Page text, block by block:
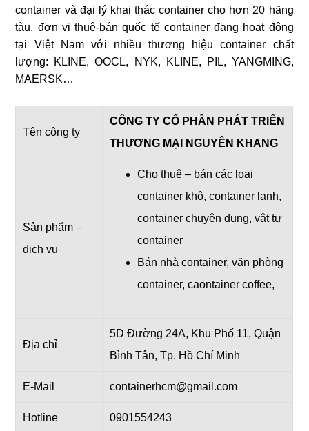
container và đại lý khai thác container cho hơn 20 hãng
tàu, đơn vị thuê-bán quốc tế container đang hoạt động
tại Việt Nam với nhiều thương hiệu container chất
lượng: KLINE, OOCL, NYK, KLINE, PIL, YANGMING,
MAERSK…
Tên công ty
CÔNG TY CỔ PHẦN PHÁT TRIỂN
THƯƠNG MẠI NGUYÊN KHANG
Sản phẩm –
dịch vụ
Cho thuê – bán các loại
container khô, container lạnh,
container chuyên dụng, vật tư
container
Bán nhà container, văn phòng
container, caontainer coffee,
Địa chỉ
5D Đường 24A, Khu Phố 11, Quận
Bình Tân, Tp. Hồ Chí Minh
E-Mail containerhcm@gmail.com
Hotline 0901554243